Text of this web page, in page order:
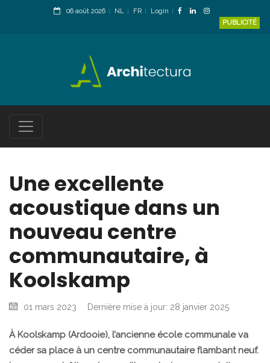
06 août 2026 NL FR
Login
PUBLICITÉ
Une excellente
acoustique dans un
nouveau centre
communautaire, à
Koolskamp
01 mars 2023 Dernière mise à jour: 28 janvier 2025
À Koolskamp (Ardooie), l’ancienne école communale va
céder sa place à un centre communautaire flambant neuf.